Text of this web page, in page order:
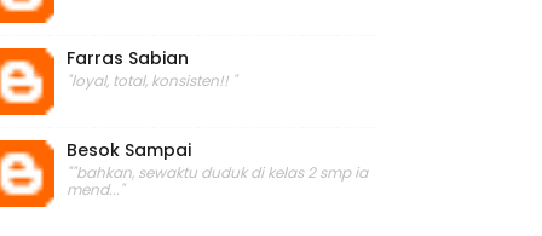
Farras Sabian
"loyal, total, konsisten!! "
Besok Sampai
""bahkan, sewaktu duduk di kelas 2 smp ia
mend..."